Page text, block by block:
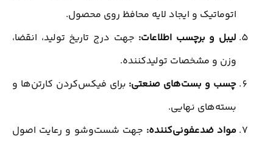
اتوماتیک و ایجاد لایه محافظ روی محصول.
لیبل و برچسب اطلاعات: جهت درج تاریخ تولید، انقضا،
وزن و مشخصات تولیدکننده.
چسب و بست‌های صنعتی: برای فیکس‌کردن کارتن‌ها و
بسته‌های نهایی.
مواد ضدعفونی‌کننده: جهت شست‌وشو و رعایت اصول